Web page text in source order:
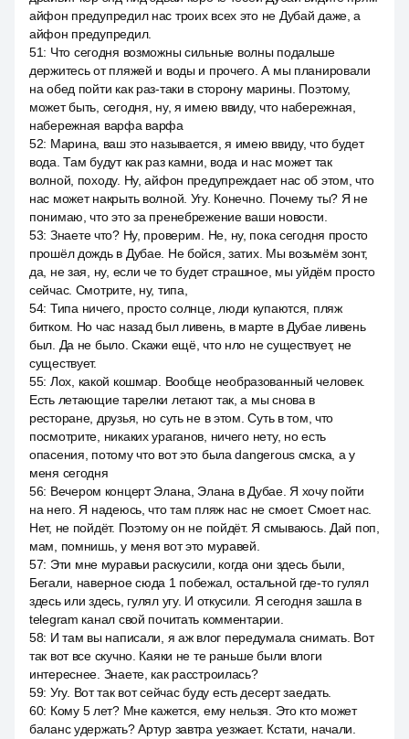
айфон предупредил нас троих всех это не Дубай даже, а
айфон предупредил.
51: Что сегодня возможны сильные волны подальше
держитесь от пляжей и воды и прочего. А мы планировали
на обед пойти как раз-таки в сторону марины. Поэтому,
может быть, сегодня, ну, я имею ввиду, что набережная,
набережная варфа варфа
52: Марина, ваш это называется, я имею ввиду, что будет
вода. Там будут как раз камни, вода и нас может так
волной, походу. Ну, айфон предупреждает нас об этом, что
нас может накрыть волной. Угу. Конечно. Почему ты? Я не
понимаю, что это за пренебрежение ваши новости.
53: Знаете что? Ну, проверим. Не, ну, пока сегодня просто
прошёл дождь в Дубае. Не бойся, затих. Мы возьмём зонт,
да, не зая, ну, если че то будет страшное, мы уйдём просто
сейчас. Смотрите, ну, типа,
54: Типа ничего, просто солнце, люди купаются, пляж
битком. Но час назад был ливень, в марте в Дубае ливень
был. Да не было. Скажи ещё, что нло не существует, не
существует.
55: Лох, какой кошмар. Вообще необразованный человек.
Есть летающие тарелки летают так, а мы снова в
ресторане, друзья, но суть не в этом. Суть в том, что
посмотрите, никаких ураганов, ничего нету, но есть
опасения, потому что вот это была dangerous смска, а у
меня сегодня
56: Вечером концерт Элана, Элана в Дубае. Я хочу пойти
на него. Я надеюсь, что там пляж нас не смоет. Смоет нас.
Нет, не пойдёт. Поэтому он не пойдёт. Я смываюсь. Дай поп,
мам, помнишь, у меня вот это муравей.
57: Эти мне муравьи раскусили, когда они здесь были,
Бегали, наверное сюда 1 побежал, остальной где-то гулял
здесь или здесь, гулял угу. И откусили. Я сегодня зашла в
telegram канал свой почитать комментарии.
58: И там вы написали, я аж влог передумала снимать. Вот
так вот все скучно. Каяки не те раньше были влоги
интереснее. Знаете, как расстроилась?
59: Угу. Вот так вот сейчас буду есть десерт заедать.
60: Кому 5 лет? Мне кажется, ему нельзя. Это кто может
баланс удержать? Артур завтра уезжает. Кстати, начали.